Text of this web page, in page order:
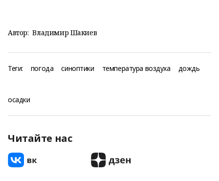
Автор: Владимир Шакиев
Теги: погода синоптики температура воздуха дождь
осадки
Читайте нас